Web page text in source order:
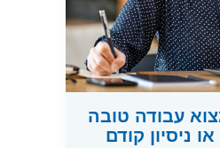
עבודה טובה
ניסיון קודם